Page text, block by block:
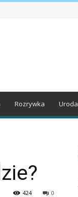
Rozrywka Uroda
0
424